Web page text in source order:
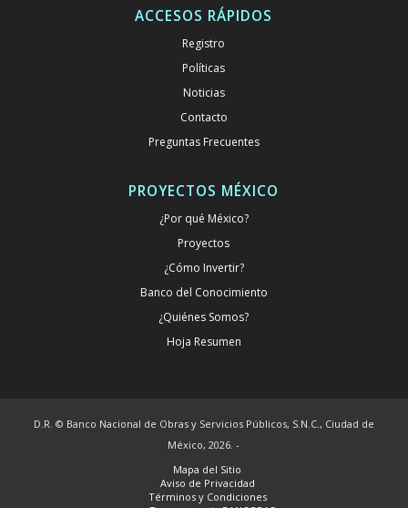
ACCESOS RÁPIDOS
Registro
Políticas
Noticias
Contacto
Preguntas Frecuentes
PROYECTOS MÉXICO
¿Por qué México?
Proyectos
¿Cómo Invertir?
Banco del Conocimiento
¿Quiénes Somos?
Hoja Resumen
D.R. © Banco Nacional de Obras y Servicios Públicos, S.N.C., Ciudad de
México, 2026. -
Mapa del Sitio
Aviso de Privacidad
Términos y Condiciones